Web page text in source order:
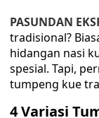
PASUNDAN
tradisional?
hidangan nasi
spesial. Tapi,
tumpeng kue
4 Variasi